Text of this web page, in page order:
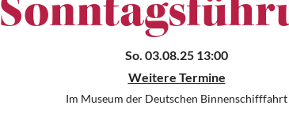
So. 03.08.25 13:00
Weitere Termine
Im Museum der Deutschen Binnenschifffahrt